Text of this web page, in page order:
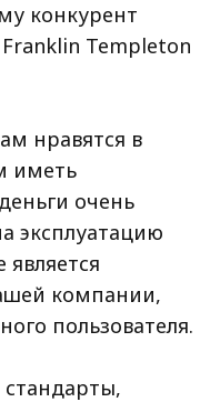
конкурент
Templeton
нравятся в
иметь
очень
эксплуатацию
компании,
пользователя.